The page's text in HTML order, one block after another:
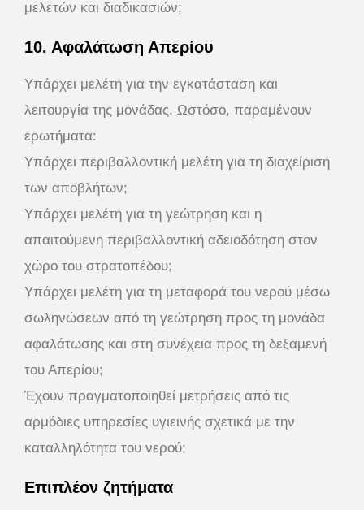
μελετών και διαδικασιών;
10. Αφαλάτωση Απερίου
Υπάρχει μελέτη για την εγκατάσταση και
λειτουργία της μονάδας. Ωστόσο, παραμένουν
ερωτήματα:
Υπάρχει περιβαλλοντική μελέτη για τη διαχείριση
των αποβλήτων;
Υπάρχει μελέτη για τη γεώτρηση και η
απαιτούμενη περιβαλλοντική αδειοδότηση στον
χώρο του στρατοπέδου;
Υπάρχει μελέτη για τη μεταφορά του νερού μέσω
σωληνώσεων από τη γεώτρηση προς τη μονάδα
αφαλάτωσης και στη συνέχεια προς τη δεξαμενή
του Απερίου;
Έχουν πραγματοποιηθεί μετρήσεις από τις
αρμόδιες υπηρεσίες υγιεινής σχετικά με την
καταλληλότητα του νερού;
Επιπλέον ζητήματα